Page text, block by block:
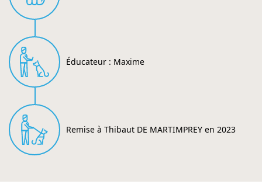
Éducateur : Maxime
Remise à Thibaut DE MARTIMPREY en 2023